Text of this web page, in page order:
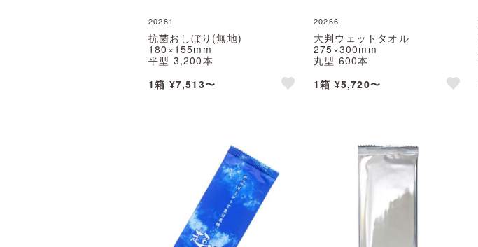
20281
抗菌おしぼり(無地)
180×155mm
平型 3,200本
※北海道・沖縄・離島 送料別途
※個人宅配送不可 (尚美堂/フジ
1箱 ¥7,513〜
20266
大判ウェットタオル
275×300mm
丸型 600本
※北海道・沖縄・離島 送料別途
※個人宅配送不可 (尚美堂/フジ
1箱 ¥5,720〜